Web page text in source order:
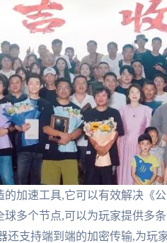
加速工具,它可以有效解决《
多个节点,可以为玩家提供多
还支持端到端的加密传输,为玩